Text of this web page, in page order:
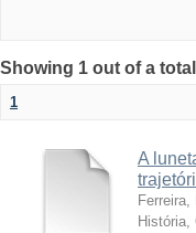
Showing 1 out of a
1
A
História,